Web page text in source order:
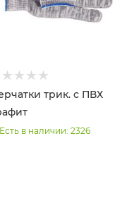
трик. с ПВХ
Есть в наличии: 2326